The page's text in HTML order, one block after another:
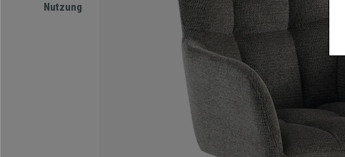
Nutzung